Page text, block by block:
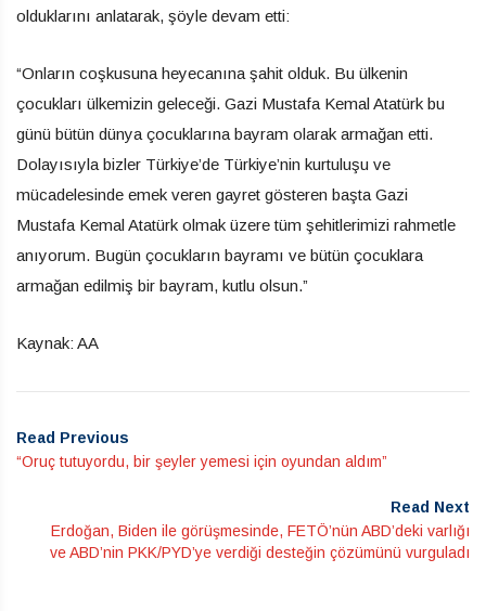
olduklarını anlatarak, şöyle devam etti:
“Onların coşkusuna heyecanına şahit olduk. Bu ülkenin
çocukları ülkemizin geleceği. Gazi Mustafa Kemal Atatürk bu
günü bütün dünya çocuklarına bayram olarak armağan etti.
Dolayısıyla bizler Türkiye’de Türkiye’nin kurtuluşu ve
mücadelesinde emek veren gayret gösteren başta Gazi
Mustafa Kemal Atatürk olmak üzere tüm şehitlerimizi rahmetle
anıyorum. Bugün çocukların bayramı ve bütün çocuklara
armağan edilmiş bir bayram, kutlu olsun.”
Kaynak: AA
Read Previous
“Oruç tutuyordu, bir şeyler yemesi için oyundan aldım”
Read Next
Erdoğan, Biden ile görüşmesinde, FETÖ’nün ABD’deki varlığı
ve ABD’nin PKK/PYD’ye verdiği desteğin çözümünü vurguladı